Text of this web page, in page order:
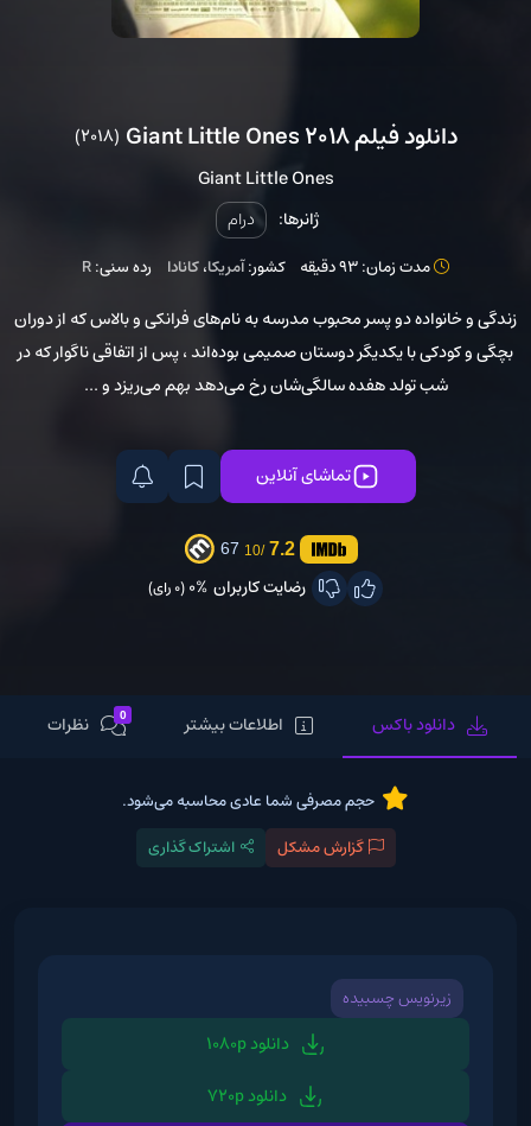
دانلود فیلم Giant Little Ones 2018 (2018)
Giant Little Ones
ژانرها: درام
مدت زمان: 93 دقیقه کشور:آمریکا،کانادا رده سنی:R
زندگی و خانواده دو پسر محبوب مدرسه به نام‌های فرانکی و بالاس که از دوران
بچگی و کودکی با یکدیگر دوستان صمیمی بوده‌اند ، پس از اتفاقی ناگوار که در
شب تولد هفده سالگی‌شان رخ می‌دهد بهم می‌ریزد و ...
تماشای آنلاین
7.2
/10
67
رضایت کاربران 0%(0 رای)
دانلود باکس اطلاعات بیشتر 0 نظرات
حجم مصرفی شما عادی محاسبه می‌شود.
گزارش مشکل
اشتراک گذاری
زیرنویس چسبیده
دانلود 1080p
دانلود 720p